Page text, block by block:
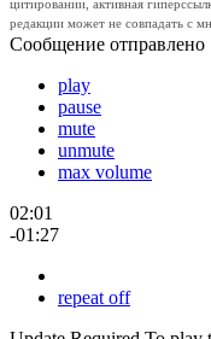
цитировании, активная
редакции может не совпадать с
Сообщение отправлено
play
pause
mute
unmute
max volume
02:01
-01:27
repeat off